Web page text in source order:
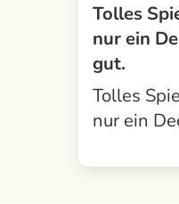
Tolles
nur ein
gut.
Tolles
nur ein